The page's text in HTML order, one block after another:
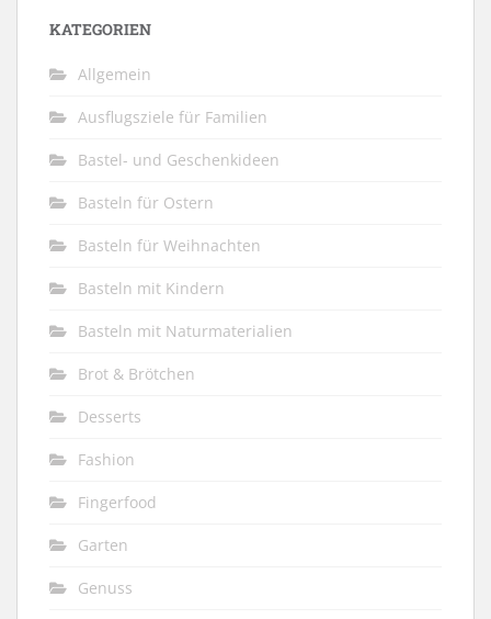
KATEGORIEN
Allgemein
Ausflugsziele für Familien
Bastel- und Geschenkideen
Basteln für Ostern
Basteln für Weihnachten
Basteln mit Kindern
Basteln mit Naturmaterialien
Brot & Brötchen
Desserts
Fashion
Fingerfood
Garten
Genuss